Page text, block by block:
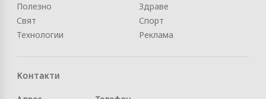
Полезно
Свят
Технологии
Здраве
Спорт
Реклама
Контакти